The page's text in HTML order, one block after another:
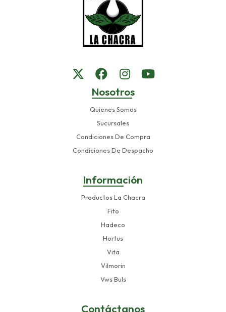
Nosotros
Quienes Somos
Sucursales
Condiciones De Compra
Condiciones De Despacho
Información
Productos La Chacra
Fito
Hadeco
Hortus
Vita
Vilmorin
Vws Buls
Contáctanos